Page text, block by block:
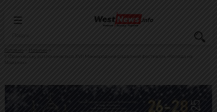
Головна
Новини
У Франківську розпочинається XVII Міжнародний різдвяний фестиваль «Коляда на
Майзлях»